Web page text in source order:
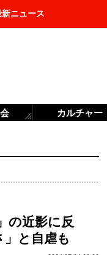
ニュース
の近影に反
」と自虐も
カルチャー